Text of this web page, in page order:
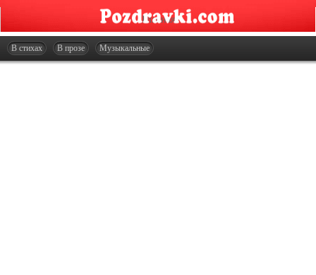
Главная
Открытки
В стихах В прозе Музыкальные